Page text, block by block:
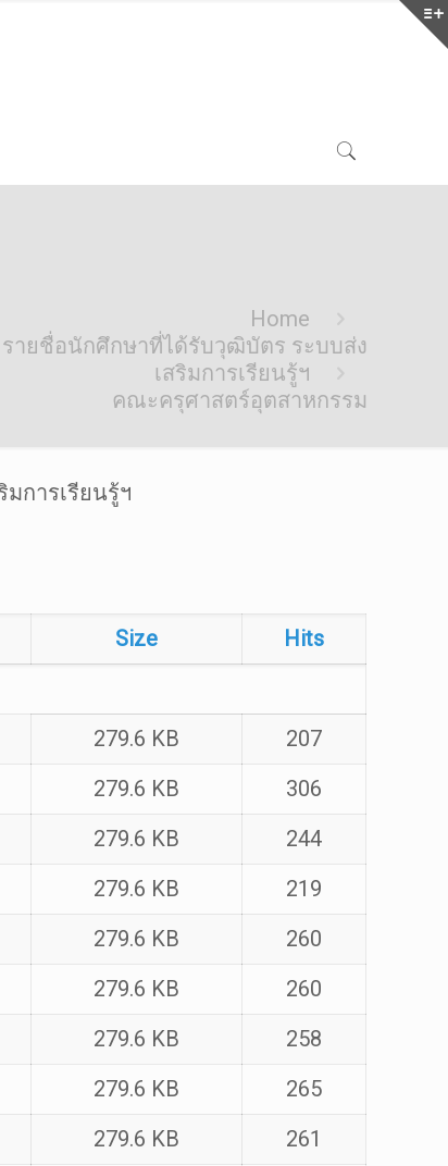
Home
รายชื่อนักศึกษาที่ได้รับวุฒิบัตร ระบบส่ง
เสริมการเรียนรู้ฯ
คณะครุศาสตร์อุตสาหกรรม
การเรียนรู้ฯ
Size Hits
279.6 KB
207
279.6 KB
306
279.6 KB
244
279.6 KB
219
279.6 KB
260
279.6 KB
260
279.6 KB
258
279.6 KB
265
279.6 KB
261